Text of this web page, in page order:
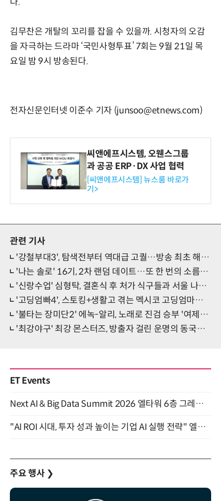
김무찬은 개탈의 꼬리를 잡을 수 있을까. 시청자의 오감
을 자극하는 드라마 ‘국민사형투표’ 7회는 9월 21일 목
요일 밤 9시 방송된다.
전자신문인터넷 이준수 기자 (junsoo@etnews.com)
씨앤에프시스템, 오웬스그룹
과 공공 ERP·DX 사업 협력
[씨앤에프시스템] 뉴스룸 바로가
기>
관련 기사
'강철부대3', 탐색전부터 역대급 고퀄…방송 최초 해상 실탄사격
'나는 솔로' 16기, 2차 랜덤 데이트…또 한 번의 소름반전 예고
'신랑수업' 심형탁, 결혼식 후 처가 식구들과 서울 나들이
'고딩엄빠4', 스토킹+생활고 겪는 멕시코 고딩엄마에 MC들 장외 설전
'불타는 장미단2' 에녹-알리, 노래로 진검 승부 '여제와 남신'
'최강야구' 최강 몬스터즈, 방출자 걸린 운명의 동국대 2차전 돌입
ET Events
Next AI & Big Data Summit 2026 엘타워 6층 그레이스홀 개최 (9/18)
"AI ROI 시대, 투자 성과 높이는 기업 AI 실행 전략" 엘타워 6층 (9월 18일)
주요 행사 ❯